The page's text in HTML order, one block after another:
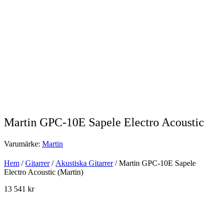
Martin GPC-10E Sapele Electro Acoustic
Varumärke: Martin
Hem /Gitarrer/Akustiska Gitarrer/ Martin GPC-10E Sapele
Electro Acoustic (Martin)
13 541 kr